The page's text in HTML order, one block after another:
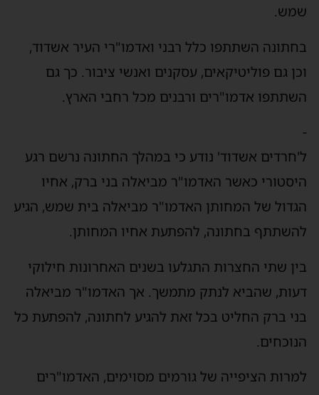
שמש.
בחתונה השתתפו כלל רבני ואדמו"רי העיר אשדוד,
וכן גם פוליטיקאים, עסקנים ואנשי ציבור. כך גם
השתתפו אדמו"רים ורבנים מכל רחבי הארץ.
-
ל'חרדים אשדוד' נודע כי במהלך החתונה נרשם רגע
היסטורי כאשר האדמו"ר מביאלה בני ברק, אחיו
הגדול של המחותן האדמו"ר מביאלה בית שמש, הגיע
להשתתף בחתונה, להפתעת אחיו המחותן.
בין שתי החצרות התגלעו בשנים האחרונות חילוקי
דעות, שהביא לנתק מתמשך. אך האדמו"ר מביאלה
בני ברק החליט בכל זאת להגיע לחתונה, להפתעת כל
הנוכחים.
למרות הציפייה של גורמים מסוימים, האדמו"רים